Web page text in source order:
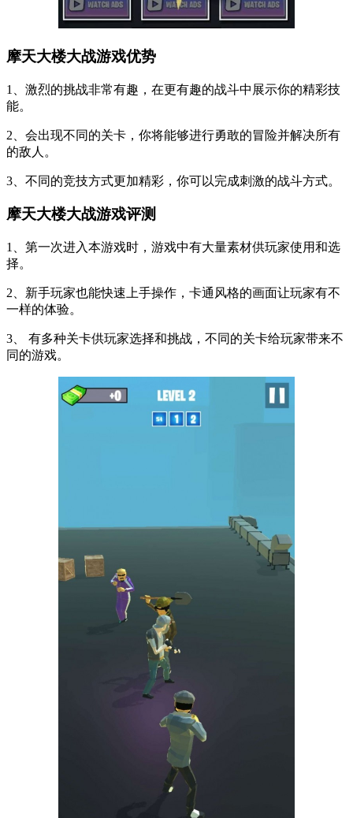
摩天大楼大战游戏优势
1、激烈的挑战非常有趣，在更有趣的战斗中展示你的精彩技
能。
2、会出现不同的关卡，你将能够进行勇敢的冒险并解决所有
的敌人。
3、不同的竞技方式更加精彩，你可以完成刺激的战斗方式。
摩天大楼大战游戏评测
1、第一次进入本游戏时，游戏中有大量素材供玩家使用和选
择。
2、新手玩家也能快速上手操作，卡通风格的画面让玩家有不
一样的体验。
3、 有多种关卡供玩家选择和挑战，不同的关卡给玩家带来不
同的游戏。